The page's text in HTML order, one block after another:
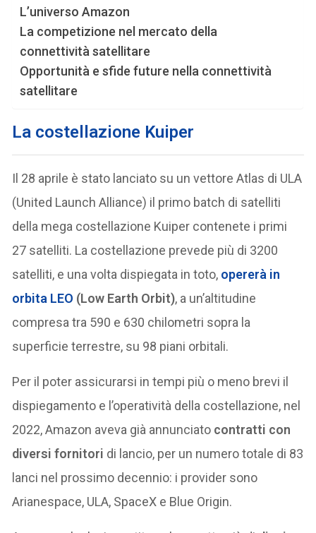
L’universo Amazon
La competizione nel mercato della
connettività satellitare
Opportunità e sfide future nella connettività
satellitare
La costellazione Kuiper
Il 28 aprile è stato lanciato su un vettore Atlas di ULA
(United Launch Alliance) il primo batch di satelliti
della mega costellazione Kuiper contenete i primi
27 satelliti. La costellazione prevede più di 3200
satelliti, e una volta dispiegata in toto, opererà in
orbita LEO (Low Earth Orbit), a un’altitudine
compresa tra 590 e 630 chilometri sopra la
superficie terrestre, su 98 piani orbitali.
Per il poter assicurarsi in tempi più o meno brevi il
dispiegamento e l’operatività della costellazione, nel
2022, Amazon aveva già annunciato contratti con
diversi fornitori di lancio, per un numero totale di 83
lanci nel prossimo decennio: i provider sono
Arianespace, ULA, SpaceX e Blue Origin.